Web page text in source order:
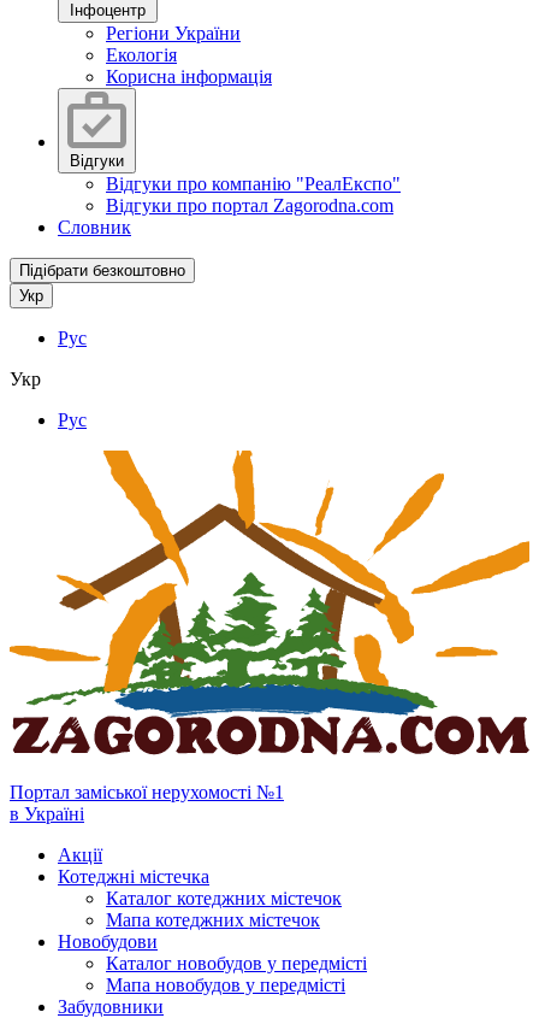
Інфоцентр
Регіони України
Екологія
Корисна інформація
Відгуки
Відгуки про компанію "РеалЕкспо"
Відгуки про портал Zagorodna.com
Словник
Підібрати безкоштовно
Укр
Рус
Укр
Рус
Портал заміської нерухомості №1
в Україні
Акції
Котеджні містечка
Каталог котеджних містечок
Мапа котеджних містечок
Новобудови
Каталог новобудов у передмісті
Мапа новобудов у передмісті
Забудовники